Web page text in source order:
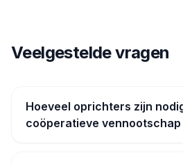
Veelgestelde vragen
Hoeveel oprichters zijn
coöperatieve